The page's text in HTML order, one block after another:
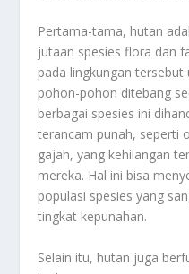
Pertama-tama, hutan
jutaan spesies flora dan
pada lingkungan
pohon-pohon ditebang
berbagai spesies ini
terancam punah, seperti
gajah, yang kehilangan
mereka. Hal ini bisa
populasi spesies yang
tingkat kepunahan.
Selain itu, hutan juga